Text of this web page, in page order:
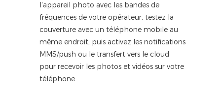
l'appareil photo avec les bandes de
fréquences de votre opérateur, testez la
couverture avec un téléphone mobile au
même endroit, puis activez les notifications
MMS/push ou le transfert vers le cloud
pour recevoir les photos et vidéos sur votre
téléphone.